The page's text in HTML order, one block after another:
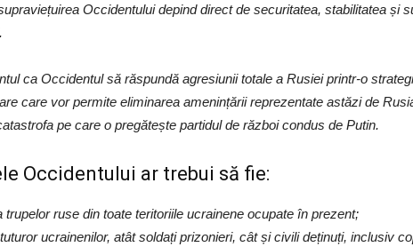
Occidentului depind direct de securitatea, stabilitatea și
ca Occidentul să răspundă agresiunii totale a Rusiei printr-o
care vor permite eliminarea amenințării reprezentate astăzi de
pe care o pregătește partidul de război condus de Putin.
Occidentului ar trebui să fie:
trupelor ruse din toate teritoriile ucrainene ocupate în prezent;
ucrainenilor, atât soldați prizonieri, cât și civili deținuți, inclusiv